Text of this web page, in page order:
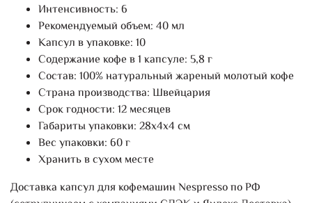
Интенсивность: 6
Рекомендуемый объем: 40 мл
Капсул в упаковке: 10
Содержание кофе в 1 капсуле: 5,8 г
Состав: 100% натуральный жареный молотый кофе
Страна производства: Швейцария
Срок годности: 12 месяцев
Габариты упаковки: 28х4х4 см
Вес упаковки: 60 г
Хранить в сухом месте
Доставка капсул для кофемашин Nespresso по РФ